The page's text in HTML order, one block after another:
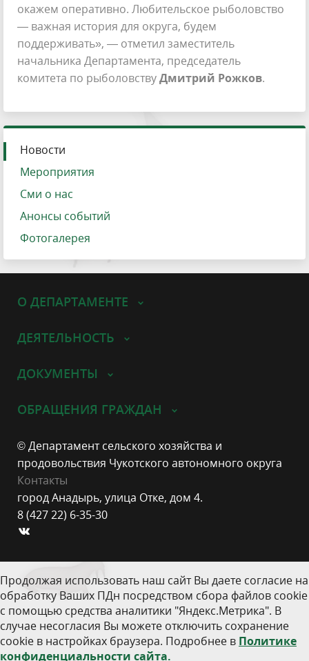
окажем оперативно. Любительское рыболовство
— важная история для округа, будем
поддерживать», — отметил заместитель
начальника Департамента, председатель
комитета по рыболовствуДмитрий Рожков.
Новости
Мероприятия
Сми о нас
Анонсы событий
Фотогалерея
О ДЕПАРТАМЕНТЕ
ДЕЯТЕЛЬНОСТЬ
ДОКУМЕНТЫ
ОБРАЩЕНИЯ ГРАЖДАН
© Департамент сельского хозяйства и
продовольствия Чукотского автономного округа
Контакты
город Анадырь, улица Отке, дом 4.
8 (427 22) 6-35-30
Продолжая использовать наш сайт Вы даете согласие на
обработку Ваших ПДн посредством сбора файлов cookie
с помощью средства аналитики "Яндекс.Метрика". В
случае несогласия Вы можете отключить сохранение
cookie в настройках браузера. Подробнее в Политике
конфиденциальности сайта.